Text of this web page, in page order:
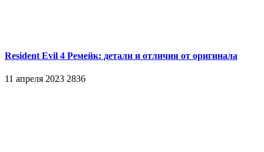
Resident Evil 4 Ремейк: детали и отличия от оригинала
11 апреля 2023 2836